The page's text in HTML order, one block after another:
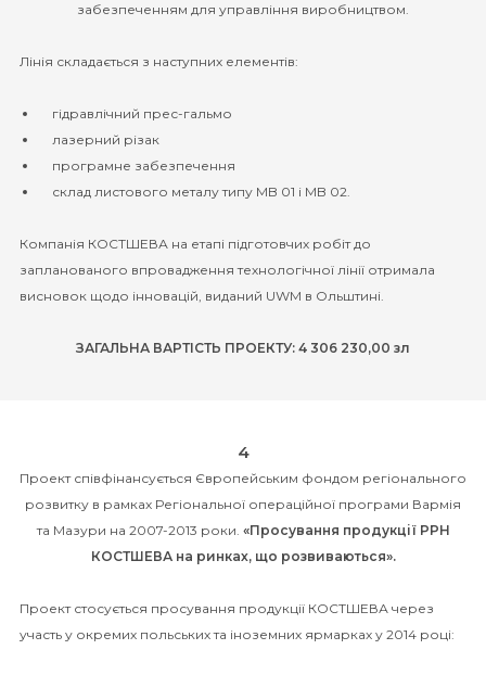
забезпеченням для управління виробництвом.
Лінія складається з наступних елементів:
гідравлічний прес-гальмо
лазерний різак
програмне забезпечення
склад листового металу типу MB 01 і MB 02.
Компанія КОСТШЕВА на етапі підготовчих робіт до
запланованого впровадження технологічної лінії отримала
висновок щодо інновацій, виданий UWM в Ольштині.
ЗАГАЛЬНА ВАРТІСТЬ ПРОЕКТУ: 4 306 230,00 зл
4
Проект співфінансується Європейським фондом регіонального
розвитку в рамках Регіональної операційної програми Вармія
та Мазури на 2007-2013 роки. «Просування продукції PPH
КОСТШЕВА на ринках, що розвиваються».
Проект стосується просування продукції КОСТШЕВА через
участь у окремих польських та іноземних ярмарках у 2014 році: